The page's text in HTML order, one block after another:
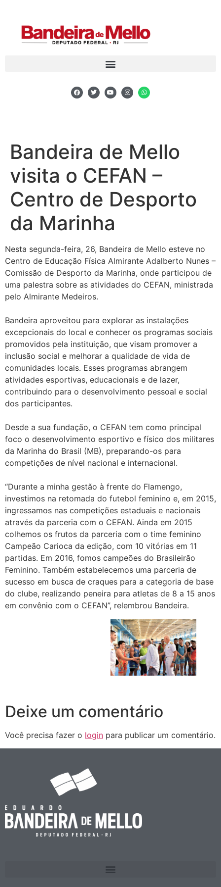
Bandeira de Mello
visita o CEFAN –
Centro de Desporto
da Marinha
Nesta segunda-feira, 26, Bandeira de Mello esteve no
Centro de Educação Física Almirante Adalberto Nunes –
Comissão de Desporto da Marinha, onde participou de
uma palestra sobre as atividades do CEFAN, ministrada
pelo Almirante Medeiros.
Bandeira aproveitou para explorar as instalações
excepcionais do local e conhecer os programas sociais
promovidos pela instituição, que visam promover a
inclusão social e melhorar a qualidade de vida de
comunidades locais. Esses programas abrangem
atividades esportivas, educacionais e de lazer,
contribuindo para o desenvolvimento pessoal e social
dos participantes.
Desde a sua fundação, o CEFAN tem como principal
foco o desenvolvimento esportivo e físico dos militares
da Marinha do Brasil (MB), preparando-os para
competições de nível nacional e internacional.
“Durante a minha gestão à frente do Flamengo,
investimos na retomada do futebol feminino e, em 2015,
ingressamos nas competições estaduais e nacionais
através da parceria com o CEFAN. Ainda em 2015
colhemos os frutos da parceria com o time feminino
Campeão Carioca da edição, com 10 vitórias em 11
partidas. Em 2016, fomos campeões do Brasileirão
Feminino. Também estabelecemos uma parceria de
sucesso em busca de craques para a categoria de base
do clube, realizando peneira para atletas de 8 a 15 anos
em convênio com o CEFAN”, relembrou Bandeira.
Deixe um comentário
Você precisa fazer o login para publicar um comentário.